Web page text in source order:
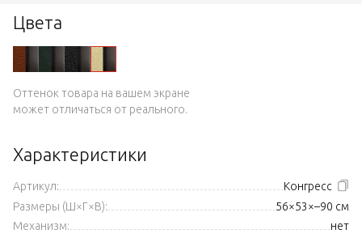
Цвета
Оттенок товара на вашем экране
может отличаться от реального.
Характеристики
Артикул:
Конгресс
Размеры (Ш×Г×В):
56×53×–90 см
Механизм:
нет